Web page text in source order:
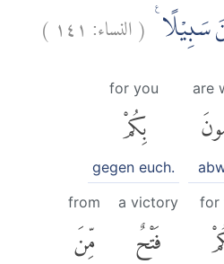
سَبِيْلًا
(النساء: ١٤١ )
are
for you
بِكُمْ
gegen euch.
for
a victory
فَتْحٌ
from
مِّنَ